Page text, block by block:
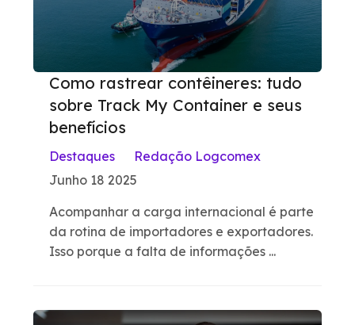
Como rastrear contêineres: tudo
sobre Track My Container e seus
benefícios
Destaques
Redação Logcomex
Junho 18 2025
Acompanhar a carga internacional é parte
da rotina de importadores e exportadores.
Isso porque a falta de informações ...